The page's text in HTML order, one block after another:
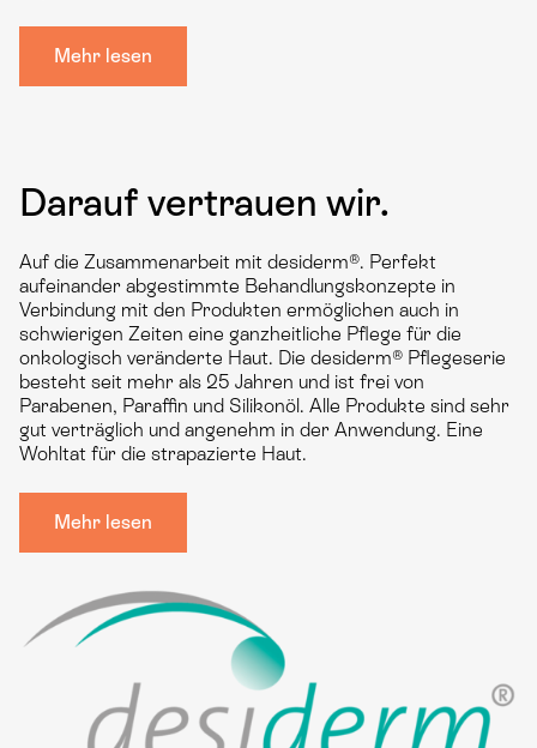
Mehr lesen
Darauf vertrauen wir.
Auf die Zusammenarbeit mit desiderm®. Perfekt
aufeinander abgestimmte Behandlungskonzepte in
Verbindung mit den Produkten ermöglichen auch in
schwierigen Zeiten eine ganzheitliche Pflege für die
onkologisch veränderte Haut. Die desiderm® Pflegeserie
besteht seit mehr als 25 Jahren und ist frei von
Parabenen, Paraffin und Silikonöl. Alle Produkte sind sehr
gut verträglich und angenehm in der Anwendung. Eine
Wohltat für die strapazierte Haut.
Mehr lesen